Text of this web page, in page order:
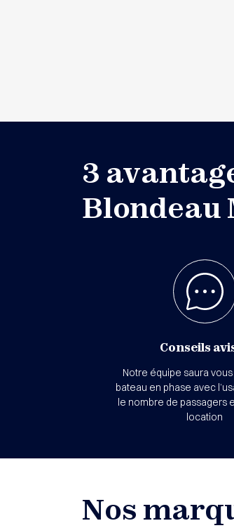
3
Blondeau
Conseils
Notre équipe saura
bateau en phase avec
le nombre de passagers
location
Nos